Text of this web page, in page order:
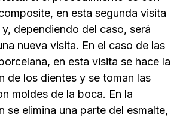
en esta segunda visita
dependiendo del caso, será
nueva visita. En el caso de las
en esta visita se hace la
de los dientes y se toman las
moldes de la boca. En la
se elimina una parte del esmalte,